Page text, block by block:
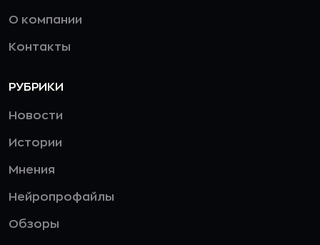
О компании
Контакты
РУБРИКИ
Новости
Истории
Мнения
Нейропрофайлы
Обзоры